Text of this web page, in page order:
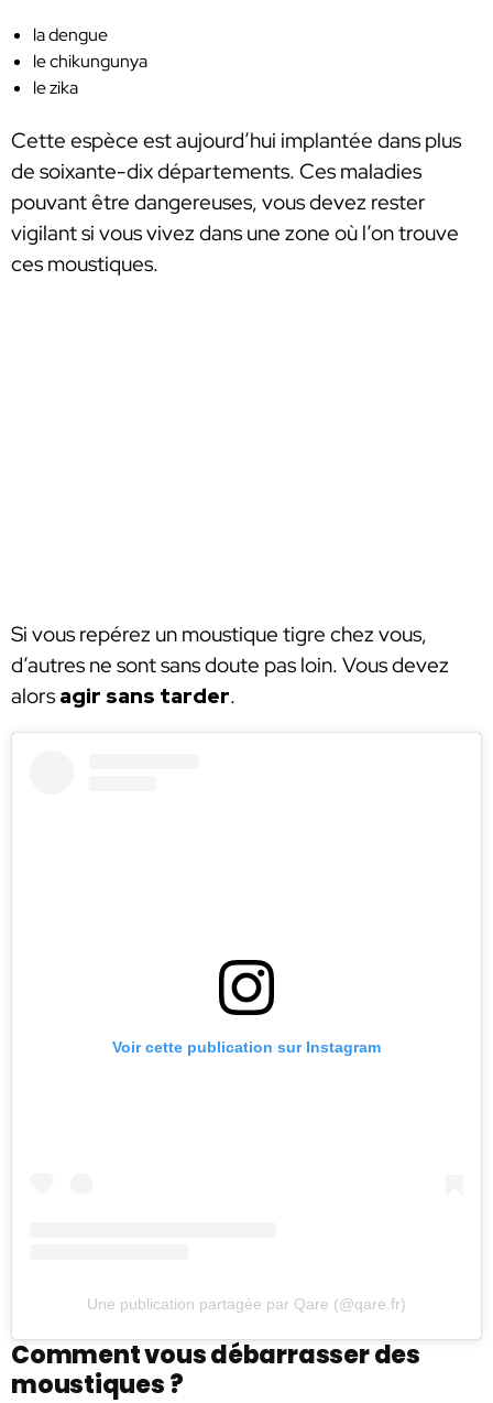
la dengue
le chikungunya
le zika
Cette espèce est aujourd’hui implantée dans plus
de soixante-dix départements. Ces maladies
pouvant être dangereuses, vous devez rester
vigilant si vous vivez dans une zone où l’on trouve
ces moustiques.
Si vous repérez un moustique tigre chez vous,
d’autres ne sont sans doute pas loin. Vous devez
alors agir sans tarder.
Voir cette publication sur Instagram
Une publication partagée par Qare (@qare.fr)
Comment vous débarrasser des
moustiques ?